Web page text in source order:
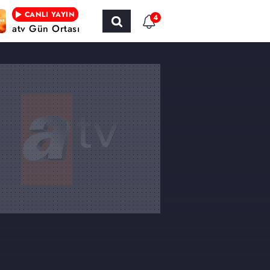
CANLI YAYIN
atv Gün Ortası
4